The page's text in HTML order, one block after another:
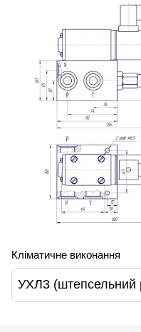
Кліматичне виконання